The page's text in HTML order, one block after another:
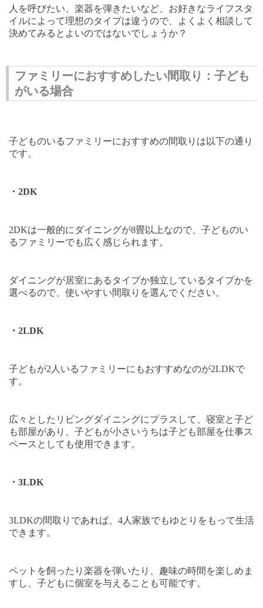
人を呼びたい、楽器を弾きたいなど、お好きなライフスタ
イルによって理想のタイプは違うので、よくよく相談して
決めてみるとよいのではないでしょうか？
ファミリーにおすすめしたい間取り：子ども
がいる場合
子どものいるファミリーにおすすめの間取りは以下の通り
です。
・ 2DK
2DKは一般的にダイニングが8畳以上なので、子どものい
るファミリーでも広く感じられます。
ダイニングが居室にあるタイプか独立しているタイプかを
選べるので、使いやすい間取りを選んでください。
・ 2LDK
子どもが2 人いるファミリーにもおすすめなのが2LDKで
す。
広々としたリビングダイニングにプラスして、寝室と子ど
も部屋があり、子どもが小さいうちは子ども部屋を仕事ス
ペースとしても使用できます。
・ 3LDK
3LDKの間取りであれば、 4 人家族でもゆとりをもって生活
できます。
ペットを飼ったり楽器を弾いたり、趣味の時間を楽しめま
すし、子どもに個室を与えることも可能です。